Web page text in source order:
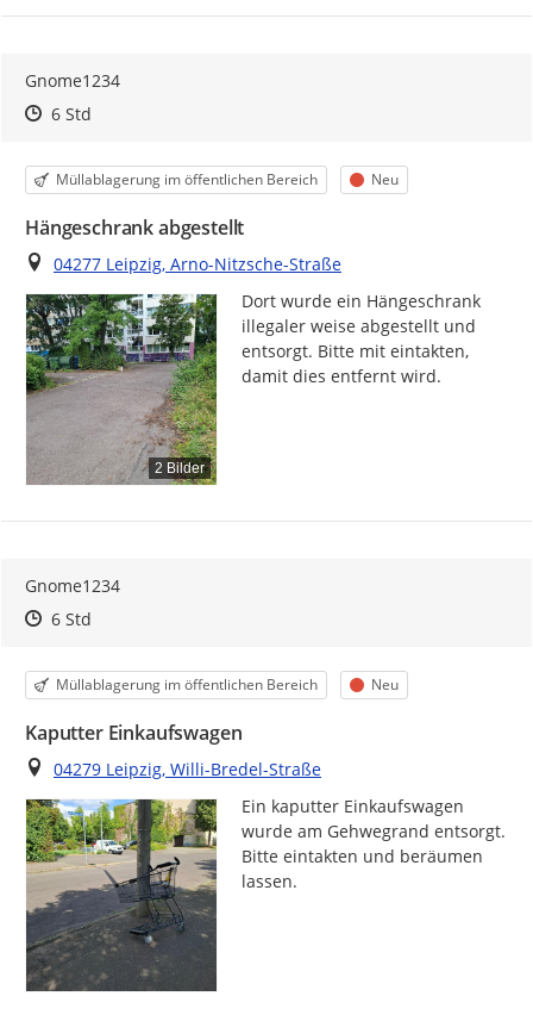
Gnome1234
Zeitpunkt des Erstellens
Zeitpunkt des Erstellens
6 StdZur Äußerung
Kategorie
Müllablagerung im öffentlichen Bereich Status
Neu
Hängeschrank abgestellt
Ort
04277 Leipzig, Arno-Nitzsche-Straße
2 Bilder
Dort wurde ein Hängeschrank
illegaler weise abgestellt und
entsorgt. Bitte mit eintakten,
damit dies entfernt wird.
Gnome1234
Zeitpunkt des Erstellens
Zeitpunkt des Erstellens
6 StdZur Äußerung
Kategorie
Müllablagerung im öffentlichen Bereich Status
Neu
Kaputter Einkaufswagen
Ort
04279 Leipzig, Willi-Bredel-Straße
Ein kaputter Einkaufswagen
wurde am Gehwegrand entsorgt.
Bitte eintakten und beräumen
lassen.